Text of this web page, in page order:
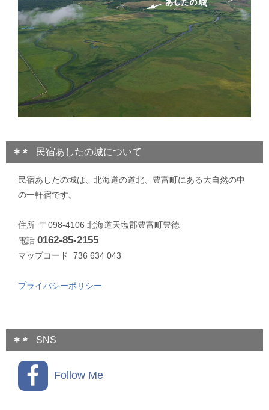
民宿あしたの城について
民宿あしたの城は、北海道の道北、豊富町にある大自然の中
の一軒宿です。
住所 〒098-4106 北海道天塩郡豊富町豊徳
電話 0162-85-2155
マップコード 736 634 043
プライバシーポリシー
SNS
Follow Me